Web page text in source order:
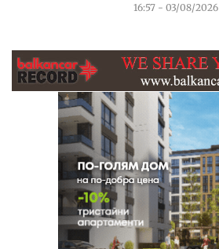
16:57 - 03/08/2026